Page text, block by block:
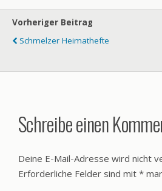
Vorheriger Beitrag
Schmelzer Heimathefte
Schreibe einen
Deine E-Mail-Adresse wird nicht
Erforderliche Felder sind mit *